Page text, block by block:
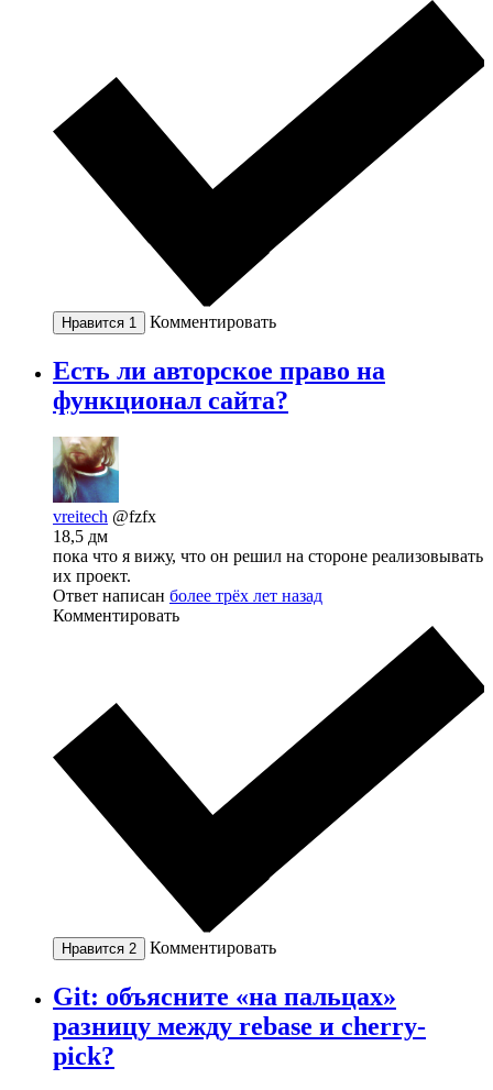
Нравится 1 Комментировать
Есть ли авторское право на
функционал сайта?
vreitech @fzfx
18,5 дм
пока что я вижу, что он решил на стороне реализовывать
их проект.
Ответ написан более трёх лет назад
Комментировать
Нравится 2 Комментировать
Git: объясните «на пальцах»
разницу между rebase и cherry-
pick?